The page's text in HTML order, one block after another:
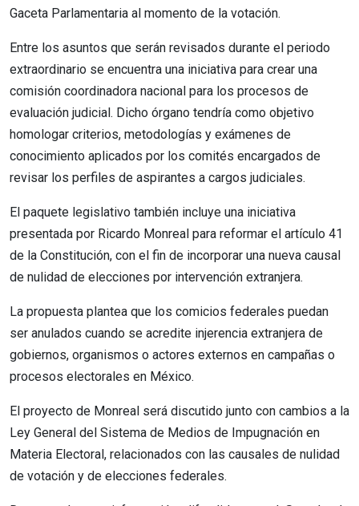
Gaceta Parlamentaria al momento de la votación.
Entre los asuntos que serán revisados durante el periodo
extraordinario se encuentra una iniciativa para crear una
comisión coordinadora nacional para los procesos de
evaluación judicial. Dicho órgano tendría como objetivo
homologar criterios, metodologías y exámenes de
conocimiento aplicados por los comités encargados de
revisar los perfiles de aspirantes a cargos judiciales.
El paquete legislativo también incluye una iniciativa
presentada por Ricardo Monreal para reformar el artículo 41
de la Constitución, con el fin de incorporar una nueva causal
de nulidad de elecciones por intervención extranjera.
La propuesta plantea que los comicios federales puedan
ser anulados cuando se acredite injerencia extranjera de
gobiernos, organismos o actores externos en campañas o
procesos electorales en México.
El proyecto de Monreal será discutido junto con cambios a la
Ley General del Sistema de Medios de Impugnación en
Materia Electoral, relacionados con las causales de nulidad
de votación y de elecciones federales.